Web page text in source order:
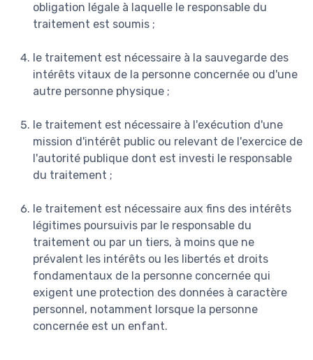
obligation légale à laquelle le responsable du
traitement est soumis ;
le traitement est nécessaire à la sauvegarde des
intérêts vitaux de la personne concernée ou d'une
autre personne physique ;
le traitement est nécessaire à l'exécution d'une
mission d'intérêt public ou relevant de l'exercice de
l'autorité publique dont est investi le responsable
du traitement ;
le traitement est nécessaire aux fins des intérêts
légitimes poursuivis par le responsable du
traitement ou par un tiers, à moins que ne
prévalent les intérêts ou les libertés et droits
fondamentaux de la personne concernée qui
exigent une protection des données à caractère
personnel, notamment lorsque la personne
concernée est un enfant.